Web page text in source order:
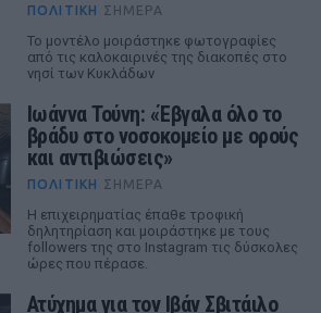
ΠΟΛΙΤΙΚΉ ΣΉΜΕΡΑ
Το μοντέλο μοιράστηκε φωτογραφίες
από τις καλοκαιρινές της διακοπές στο
νησί των Κυκλάδων
Ιωάννα Τούνη: «Έβγαλα όλο το
βράδυ στο νοσοκομείο με ορούς
και αντιβιώσεις»
ΠΟΛΙΤΙΚΉ ΣΉΜΕΡΑ
Η επιχειρηματίας έπαθε τροφική
δηλητηρίαση και μοιράστηκε με τους
followers της στο Instagram τις δύσκολες
ώρες που πέρασε.
Ατύχημα για τον Ιβάν Σβιτάιλο